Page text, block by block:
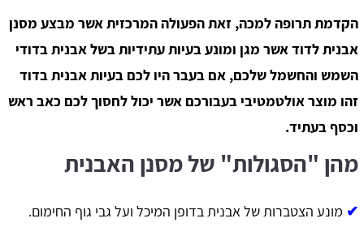
הקדמת תרופה למכה, זאת הפעולה המרכזית אשר מבצע מסנן
אבנית לדוד אשר מגן ומונע בעיות עתידיות בשל אבנית בדודי
השמש והחשמל שלכם, אם בעבר היו לכם בעיות אבנית בדוד
זהו מוצר אולטמטיבי בעבורכם אשר יכול לחסוך לכם כאב ראש
וכסף בעתיד.
מהן "הסגולות" של מסנן האבנית
✔ מונע הצטברות של אבנית בדופן המיכל ועל גבי גוף החימום.